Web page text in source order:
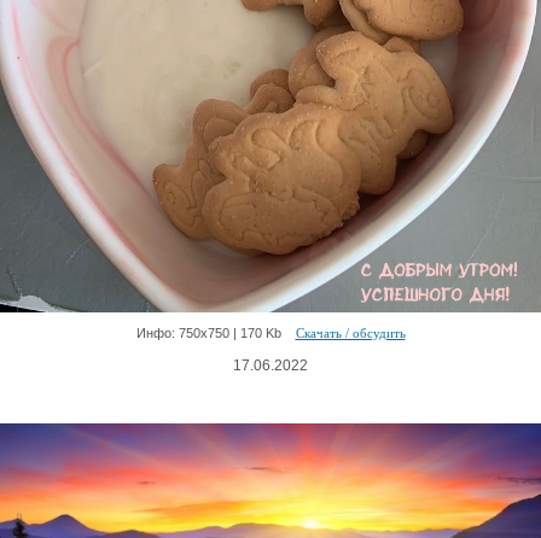
Инфо: 750х750 | 170 Kb Скачать / обсудить
17.06.2022